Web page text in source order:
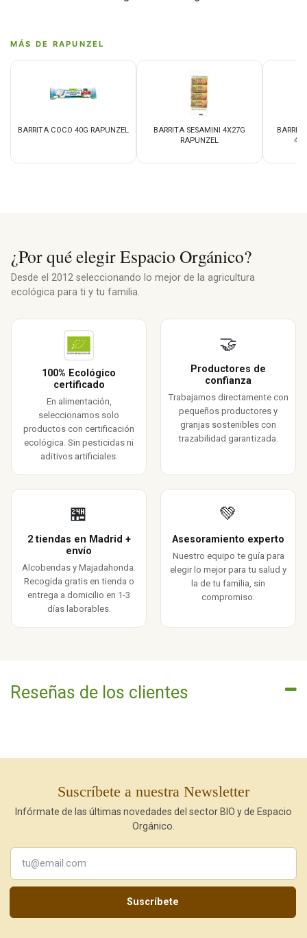
MÁS DE RAPUNZEL
BARRITA COCO 40G RAPUNZEL
BARRITA SESAMINI 4X27G
RAPUNZEL
¿Por qué elegir Espacio Orgánico?
Desde el 2012 seleccionando lo mejor de la agricultura
ecológica para ti y tu familia.
100% Ecológico
certificado
En alimentación,
seleccionamos solo
productos con certificación
ecológica. Sin pesticidas ni
aditivos artificiales.
🤝
Productores de
confianza
Trabajamos directamente con
pequeños productores y
granjas sostenibles con
trazabilidad garantizada.
🏪
2 tiendas en Madrid +
envío
Alcobendas y Majadahonda.
Recogida gratis en tienda o
entrega a domicilio en 1-3
días laborables.
💚
Asesoramiento experto
Nuestro equipo te guía para
elegir lo mejor para tu salud y
la de tu familia, sin
compromiso.
Reseñas de los clientes
Suscríbete a nuestra Newsletter
Infórmate de las últimas novedades del sector BIO y de Espacio
Orgánico.
Suscríbete